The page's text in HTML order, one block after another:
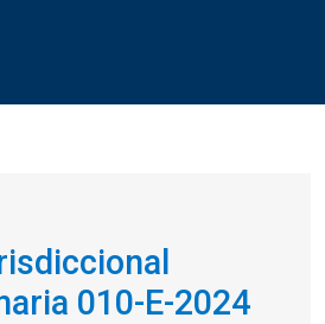
010-E-2024